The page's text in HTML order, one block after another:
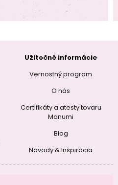
Užitočné informácie
Vernostný program
O nás
Certifikáty a atesty tovaru
Manumi
Blog
Návody & Inšpirácia